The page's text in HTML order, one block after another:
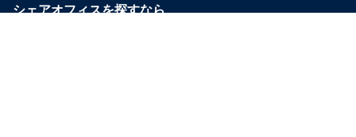
シェアオフィスを探すなら